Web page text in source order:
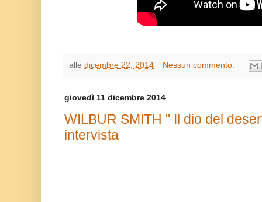
alle dicembre 22, 2014 Nessun commento:
giovedì 11 dicembre 2014
WILBUR SMITH " Il dio del
intervista